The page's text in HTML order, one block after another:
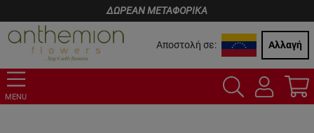
ΔΩΡΕΑΝ ΜΕΤΑΦΟΡΙΚΑ
Αποστολή σε: Αλλαγή
MENU